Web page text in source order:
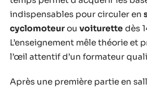
indispensables pour circuler en
cyclomoteur ou voiturette dès
L’enseignement mêle théorie et
l’œil attentif d’un formateur
Après une première partie en